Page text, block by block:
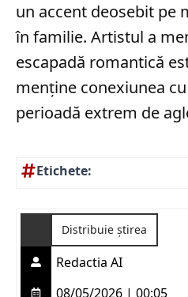
un accent deosebit pe
în familie. Artistul a
escapadă romantică
menține conexiunea
perioadă extrem de
Etichete:
Distribuie știrea
Redactia AI
08/05/2026 | 00:05